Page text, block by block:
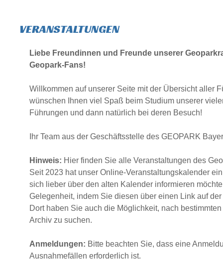
VERANSTALTUNGEN
Liebe Freundinnen und Freunde unserer
Geopark-Fans!
Willkommen auf unserer Seite mit der Übersicht aller
wünschen Ihnen viel Spaß beim Studium unserer
Führungen und dann natürlich bei deren Besuch!
Ihr Team aus der Geschäftsstelle des GEOPARK
Hinweis: Hier finden Sie alle Veranstaltungen des
Seit 2023 hat unser Online-Veranstaltungskalender
sich lieber über den alten Kalender informieren
Gelegenheit, indem Sie diesen über einen Link auf
Dort haben Sie auch die Möglichkeit, nach
Archiv zu suchen.
Anmeldungen: Bitte beachten Sie, dass eine
Ausnahmefällen erforderlich ist.